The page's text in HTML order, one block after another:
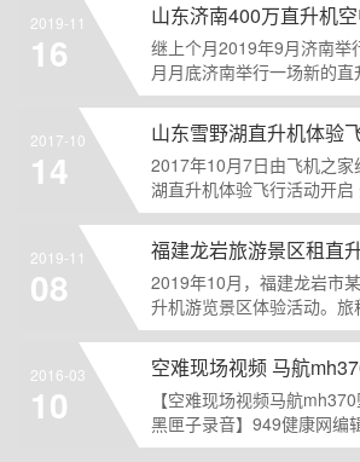
2019-11
16
继上个月2019年9月济南举
月月底济南举行一场新的
上个月的，一......
2017-10
14
山东雪野湖直升机体验
2017年10月7日由飞机之
湖直升机体验飞行活动开
开完美的飞......
2019-11
08
福建龙岩旅游景区租直
2019年10月，福建龙岩市
升机游览景区体验活动。
钟，游客可以......
2016-03
10
【空难现场视频马航
黑匣子录音】949健康网编
空难现场......